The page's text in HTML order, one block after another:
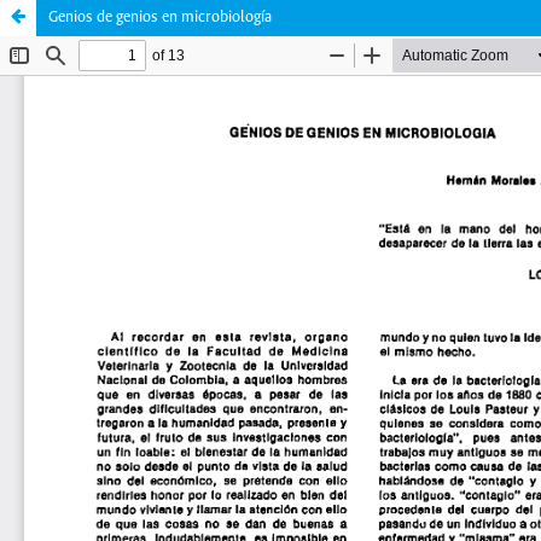
Genios de genios en microbiología